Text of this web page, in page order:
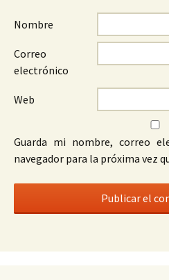
Nombre
Correo
electrónico
Web
Guarda mi nombre, correo
navegador para la próxima vez